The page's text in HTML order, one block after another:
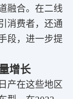
融合。在二线
消费者，还通
段，进一步提
增长
产在这些地区